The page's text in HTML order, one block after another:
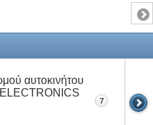
αυτοκινήτου
7